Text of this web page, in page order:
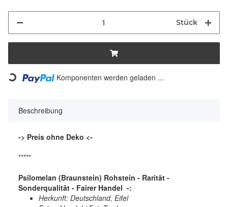
Stück
Loading... Komponenten werden geladen ...
Beschreibung
-> Preis ohne Deko <-
*****
Psilomelan (Braunstein) Rohstein - Rarität -
Sonderqualität - Fairer Handel -:
Herkunft: Deutschland, Eifel